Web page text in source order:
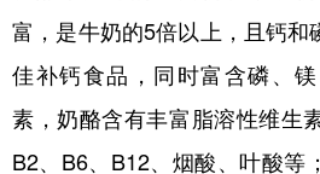
English Español
Русский язык
富，是牛奶的5倍以上，且钙和
佳补钙食品，同时富含磷、
素，奶酪含有丰富脂溶性维生
B2、B6、B12、烟酸、叶酸等